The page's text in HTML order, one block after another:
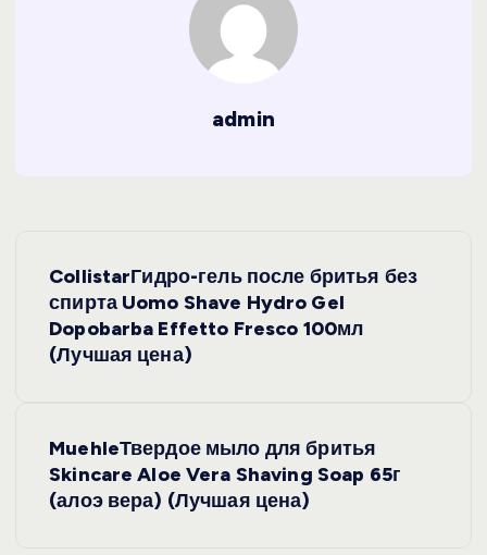
admin
CollistarГидро-гель после бритья без
спирта Uomo Shave Hydro Gel
Dopobarba Effetto Fresco 100мл
(Лучшая цена)
MuehleТвердое мыло для бритья
Skincare Aloe Vera Shaving Soap 65г
(алоэ вера) (Лучшая цена)